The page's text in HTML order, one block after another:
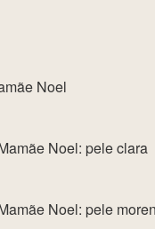
Noel
Noel: pele clara
Noel: pele